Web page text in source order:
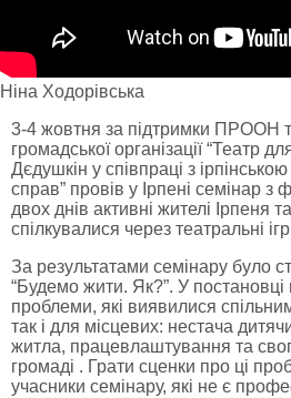
Ніна Ходорівська
3-4 жовтня за підтримки ПРООН
громадської організації “Театр
Дєдушкін у співпраці з
справ” провів у Ірпені семінар
двох днів активні жителі Ірпеня
спілкувалися через театральні
За результатами семінару було
“Будемо жити. Як?”. У
проблеми, які виявилися
так і для місцевих: нестача
житла, працевлаштування та
громаді . Грати сценки про ці
учасники семінару, які не є